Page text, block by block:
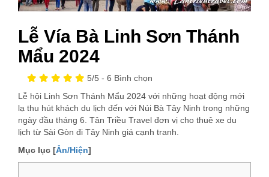
Lễ Vía Bà Linh Sơn Thánh
Mẩu 2024
5/5 - 6 Bình chọn
Lễ hội Linh Sơn Thánh Mẩu 2024 với những hoạt động mới
lạ thu hút khách du lịch đến với Núi Bà Tây Ninh trong những
ngày đầu tháng 6. Tân Triều Travel đơn vị cho thuê xe du
lịch từ Sài Gòn đi Tây Ninh giá cạnh tranh.
Mục lục [Ản/Hiện]